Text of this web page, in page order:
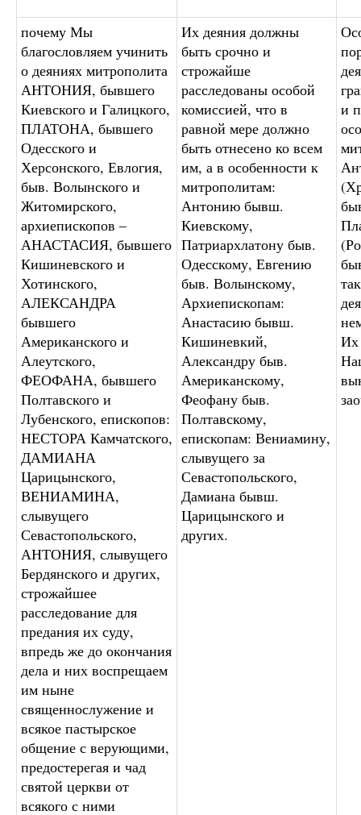
почему Мы
благословляем учинить
о деяниях митрополита
АНТОНИЯ, бывшего
Киевского и Галицкого,
ПЛАТОНА, бывшего
Одесского и
Херсонского, Евлогия,
быв. Волынского и
Житомирского,
архиепископов –
АНАСТАСИЯ, бывшего
Кишиневского и
Хотинского,
АЛЕКСАНДРА
бывшего
Американского и
Алеутского,
ФЕОФАНА, бывшего
Полтавского и
Лубенского, епископов:
НЕСТОРА Камчатского,
ДАМИАНА
Царицынского,
ВЕНИАМИНА,
слывущего
Севастопольского,
АНТОНИЯ, слывущего
Бердянского и других,
строжайшее
расследование для
предания их суду,
впредь же до окончания
дела и них воспрещаем
им ныне
священнослужение и
всякое пастырское
общение с верующими,
предостерегая и чад
святой церкви от
всякого с ними
Их деяния должны
быть срочно и
строжайше
расследованы особой
комиссией, что в
равной мере должно
быть отнесено ко всем
им, а в особенности к
митрополитам:
Антонию бывш.
Киевскому,
Патриархлатону быв.
Одесскому, Евгению
быв. Волынскому,
Архиепископам:
Анастасию бывш.
Кишиневкий,
Александру быв.
Американскому,
Феофану быв.
Полтавскому,
епископам: Вениамину,
слывущего за
Севастопольского,
Дамиана бывш.
Царицынского и
других.
и
Их